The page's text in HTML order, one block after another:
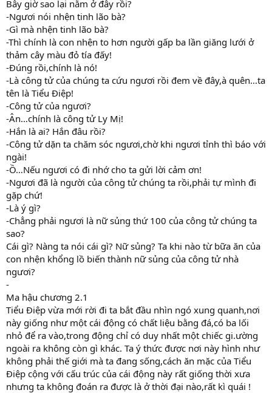
Bây giờ sao lại nằm ở đây rồi?
-Ngươi nói nhện tinh lão bà?
-Gì mà nhện tinh lão bà?
-Thì chính là con nhện to hơn người gấp ba lần giăng lưới ở
thảm cây màu đỏ tía đấy!
-Đúng rồi,chính là nó!
-Là công tử của chúng ta cứu ngươi rồi đem về đây,à quên…ta
tên là Tiểu Điệp!
-Công tử của ngươi?
-Ân…chính là công tử Ly Mị!
-Hắn là ai? Hắn đâu rồi?
-Công tử dặn ta chăm sóc ngươi,chờ khi ngươi tỉnh thì báo với
ngài!
-Ồ…Nếu ngươi có đi nhớ cho ta gửi lời cảm ơn!
-Ngươi đã là người của công tử chúng ta rồi,phải tự mình đi
gặp chứ!
-Là ý gì?
-Chẳng phải ngươi là nữ sủng thứ 100 của công tử chúng ta
sao?
Cái gì? Nàng ta nói cái gì? Nữ sủng? Ta khi nào từ bữa ăn của
con nhện khổng lồ biến thành nữ sủng của công tử nhà
ngươi?
-
Ma hậu chương 2.1
Tiểu Điệp vừa mới rời đi ta bắt đầu nhìn ngó xung quanh,nơi
này giống như một cái động có chất liệu bằng đá,có ba lối
nhỏ để ra vào,trong động chỉ có duy nhất một chiếc gi.ường
ngoài ra không còn gì khác. Ta ý thức được nơi này hình như
không phải thế giới mà ta đang sống,cách ăn mặc của Tiểu
Điệp cộng với cấu trúc của cái động này rất giống thời xưa
nhưng ta không đoán ra được là ở thời đại nào,rất kì quái !